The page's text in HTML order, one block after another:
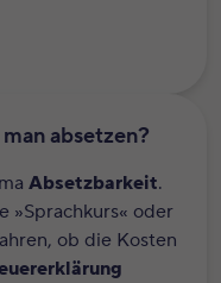
absetzen?
Absetzbarkeit.
»Sprachkurs« oder
ob die Kosten